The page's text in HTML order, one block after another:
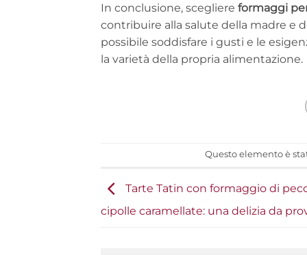
In conclusione, scegliere formaggi
contribuire alla salute della madre e
possibile soddisfare i gusti e le
la varietà della propria alimentazione.
Questo elemento è
Tarte Tatin con formaggio di
cipolle caramellate: una delizia da